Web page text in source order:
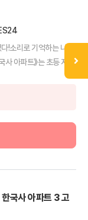
!소리로 기억하는 나만
사 아파트》는 초등 저학
국사 아파트 3 고